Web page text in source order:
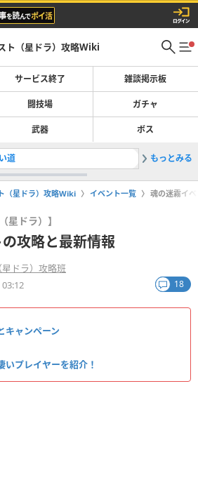
ト（星ドラ）攻略Wiki
サービス終了 雑談掲示板
闘技場 ガチャ
武器 ボス
道 2マヒ耐
もっとみる
（星ドラ）攻略Wiki イベント一覧 魂の迷霧イ
星ドラ）】
攻略と最新情報
ドラ）攻略班
18
キャンペーン
プレイヤーを紹介！